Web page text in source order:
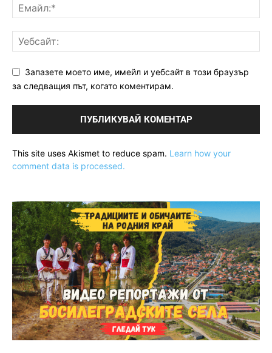
Запазете моето име, имейл и уебсайт в този браузър
за следващия път, когато коментирам.
This site uses Akismet to reduce spam. Learn how your
comment data is processed.